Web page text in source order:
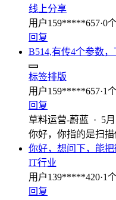
线上分享
用户159*****657·0
回复
B514,有传4个参数
标签排版
用户159*****657·1
回复
草料运营-蔚蓝 · 5
你好，你指的是扫
你好，想问下，能
IT行业
用户139*****420·1
回复